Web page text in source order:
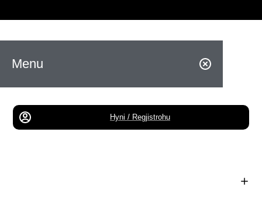
Menu
Hyni / Regjistrohu